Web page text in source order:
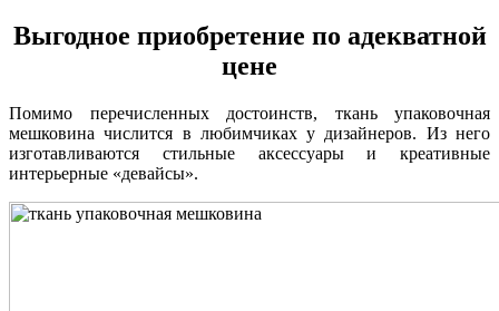
Выгодное приобретение по адекватной
цене
Помимо перечисленных достоинств, ткань упаковочная
мешковина числится в любимчиках у дизайнеров. Из него
изготавливаются стильные аксессуары и креативные
интерьерные «девайсы».